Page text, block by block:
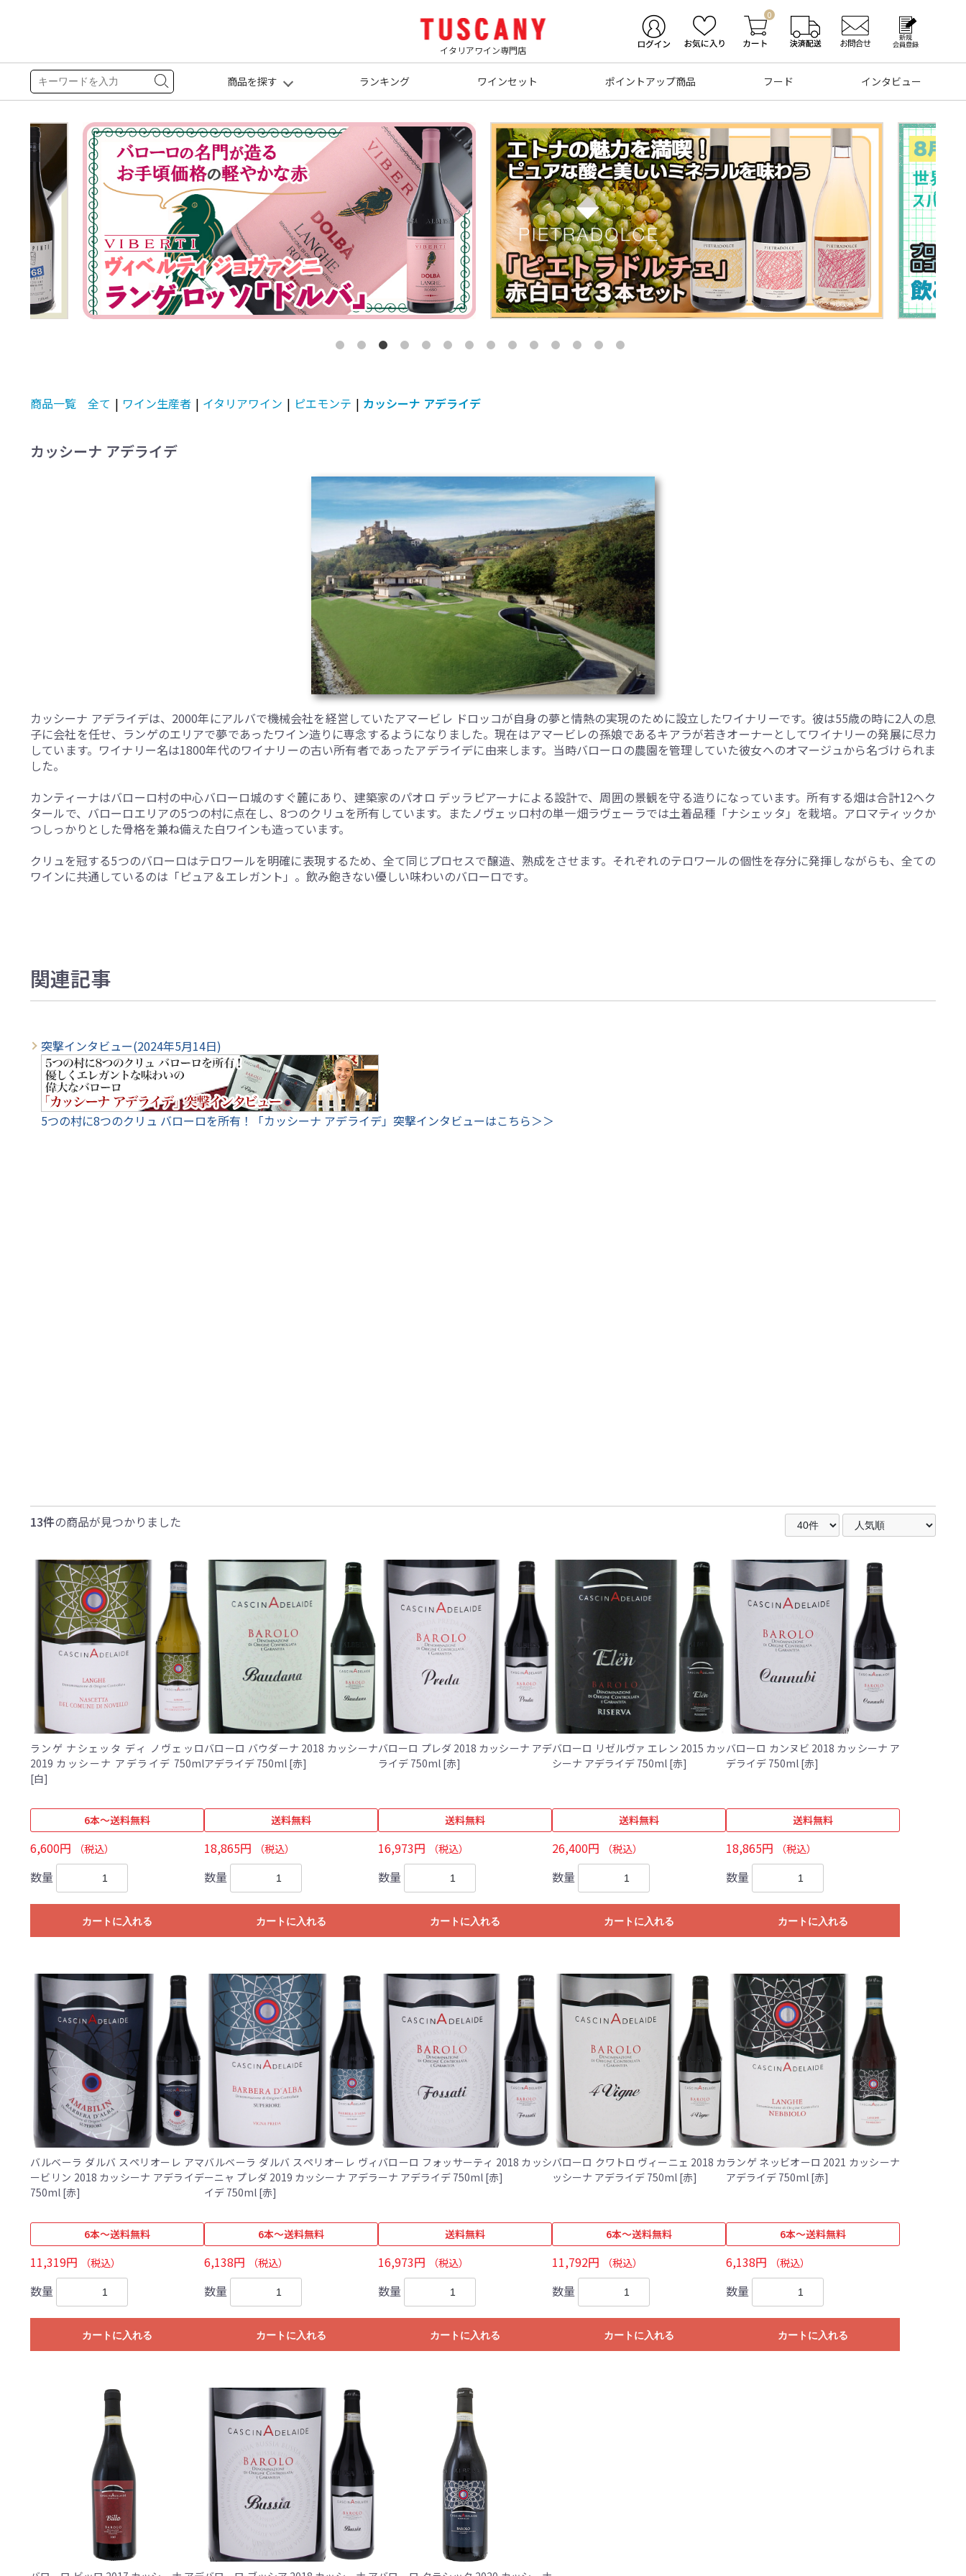
イタリアワイン専門店
0
商品を探す ランキング ワインセット ポイントアップ商品 フード インタビュー
商品一覧 全て | ワイン生産者 | イタリアワイン | ピエモンテ | カッシーナ アデライデ
カッシーナ アデライデ
カッシーナ アデライデは、2000年にアルバで機械会社を経営していたアマービレ ドロッコが自身の夢と情熱の実現のために設立したワイナリーです。彼は55歳の時に2人の息
子に会社を任せ、ランゲのエリアで夢であったワイン造りに専念するようになりました。現在はアマービレの孫娘であるキアラが若きオーナーとしてワイナリーの発展に尽力
しています。ワイナリー名は1800年代のワイナリーの古い所有者であったアデライデに由来します。当時バローロの農園を管理していた彼女へのオマージュから名づけられま
した。
カンティーナはバローロ村の中心バローロ城のすぐ麓にあり、建築家のパオロ デッラピアーナによる設計で、周囲の景観を守る造りになっています。所有する畑は合計12ヘク
タールで、バローロエリアの5つの村に点在し、8つのクリュを所有しています。またノヴェッロ村の単一畑ラヴェーラでは土着品種「ナシェッタ」を栽培。アロマティックか
つしっかりとした骨格を兼ね備えた白ワインも造っています。
クリュを冠する5つのバローロはテロワールを明確に表現するため、全て同じプロセスで醸造、熟成をさせます。それぞれのテロワールの個性を存分に発揮しながらも、全ての
ワインに共通しているのは「ピュア＆エレガント」。飲み飽きない優しい味わいのバローロです。
関連記事
突撃インタビュー(2024年5月14日)
5つの村に8つのクリュ バローロを所有！「カッシーナ アデライデ」突撃インタビューはこちら＞＞
13件の商品が見つかりました
ランゲ ナシェッタ ディ ノヴェッロ
2019 カッシーナ アデライデ 750ml
[白]
6本～送料無料
6,600円 （税込）
数量
カートに入れる
バローロ バウダーナ 2018 カッシーナ
アデライデ 750ml [赤]
送料無料
18,865円 （税込）
数量
カートに入れる
バローロ プレダ 2018 カッシーナ アデ
ライデ 750ml [赤]
送料無料
16,973円 （税込）
数量
カートに入れる
バローロ リゼルヴァ エレン 2015 カッ
シーナ アデライデ 750ml [赤]
送料無料
26,400円 （税込）
数量
カートに入れる
バローロ カンヌビ 2018 カッシーナ ア
デライデ 750ml [赤]
送料無料
18,865円 （税込）
数量
カートに入れる
バルベーラ ダルバ スペリオーレ アマ
ービリン 2018 カッシーナ アデライデ
750ml [赤]
6本～送料無料
11,319円 （税込）
数量
カートに入れる
バルベーラ ダルバ スペリオーレ ヴィ
ーニャ プレダ 2019 カッシーナ アデラ
イデ 750ml [赤]
6本～送料無料
6,138円 （税込）
数量
カートに入れる
バローロ フォッサーティ 2018 カッシ
ーナ アデライデ 750ml [赤]
送料無料
16,973円 （税込）
数量
カートに入れる
バローロ クワトロ ヴィーニェ 2018 カ
ッシーナ アデライデ 750ml [赤]
6本～送料無料
11,792円 （税込）
数量
カートに入れる
ランゲ ネッビオーロ 2021 カッシーナ
アデライデ 750ml [赤]
6本～送料無料
6,138円 （税込）
数量
カートに入れる